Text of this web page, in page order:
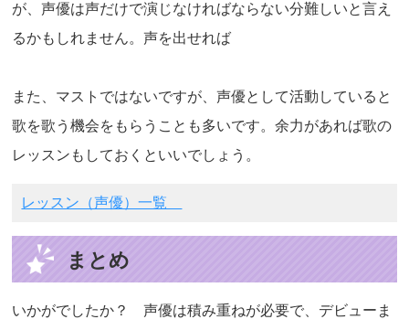
が、声優は声だけで演じなければならない分難しいと言え
るかもしれません。声を出せれば
また、マストではないですが、声優として活動していると
歌を歌う機会をもらうことも多いです。余力があれば歌の
レッスンもしておくといいでしょう。
レッスン（声優）一覧
まとめ
いかがでしたか？ 声優は積み重ねが必要で、デビューま